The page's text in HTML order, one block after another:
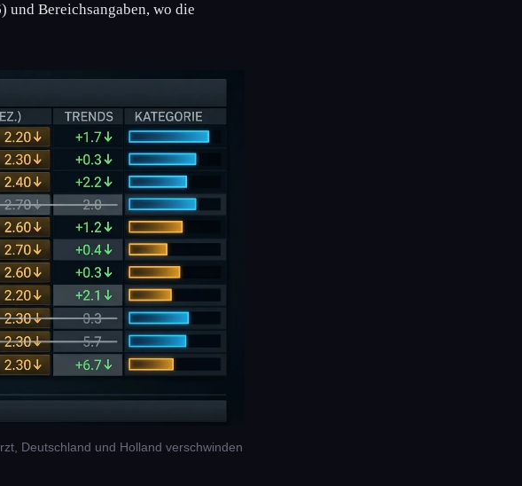
Bereichsangaben, wo die
Deutschland und Holland verschwinden